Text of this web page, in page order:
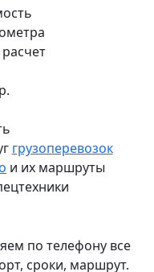
грузоперевозок
и их маршруты
по телефону все
сроки, маршрут.